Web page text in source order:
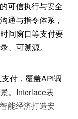
可信执行与安全
通与指令体系，
间窗口等支付要
、可溯源。
付，覆盖API调
。Interlace表
能经济打造安